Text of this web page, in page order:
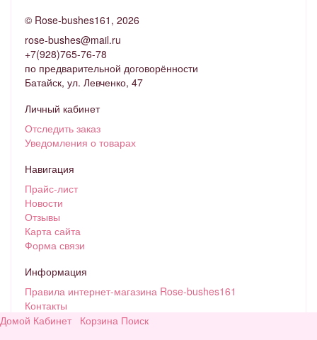
© Rose-bushes161 , 2026
rose-bushes@mail.ru
+7(928)765-76-78
по предварительной договорённости
Батайск, ул. Левченко, 47
Личный кабинет
Отследить заказ
Уведомления о товарах
Навигация
Прайс-лист
Новости
Отзывы
Карта сайта
Форма связи
Информация
Правила интернет-магазина Rose-bushes161
Контакты
О НАС
Домой Кабинет Корзина Поиск